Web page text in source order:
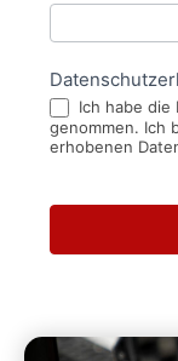
Ich habe die
genommen. Ich
erhobenen